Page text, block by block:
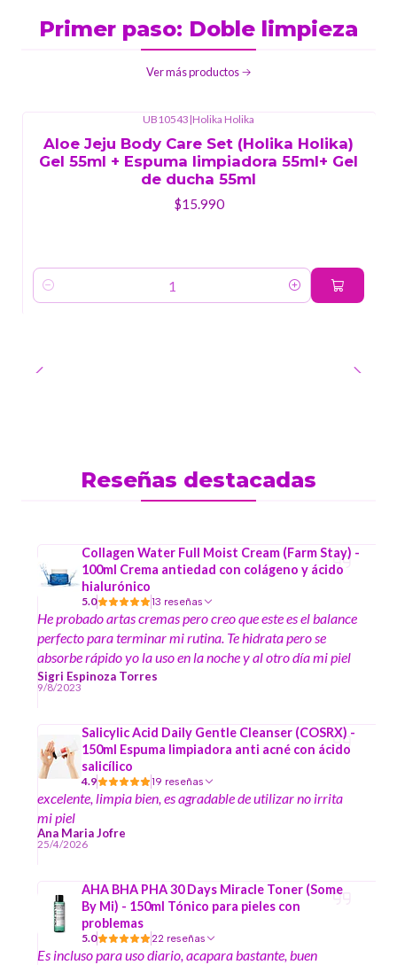
Primer paso: Doble limpieza
Ver más productos
UB10543|Holika Holika
Aloe Jeju Body Care Set (Holika Holika)
Gel 55ml + Espuma limpiadora 55ml+ Gel
de ducha 55ml
$15.990
Cantidad
Reseñas destacadas
Collagen Water Full Moist Cream (Farm Stay) -
100ml Crema antiedad con colágeno y ácido
hialurónico
5.0 13 reseñas
He probado artas cremas pero creo que este es el balance
perfecto para terminar mi rutina. Te hidrata pero se
absorbe rápido yo la uso en la noche y al otro día mi piel
no amanece grasa, la medida justa. Por ahora con esta
me quedaré es segunda vez que la compro y es bastante
Sigri Espinoza Torres
9/8/2023
Salicylic Acid Daily Gentle Cleanser (COSRX) -
150ml Espuma limpiadora anti acné con ácido
salicílico
4.9 19 reseñas
excelente, limpia bien, es agradable de utilizar no irrita
mi piel
Ana Maria Jofre
25/4/2026
AHA BHA PHA 30 Days Miracle Toner (Some
By Mi) - 150ml Tónico para pieles con
problemas
5.0 22 reseñas
Es incluso para uso diario, acapara bastante, buen